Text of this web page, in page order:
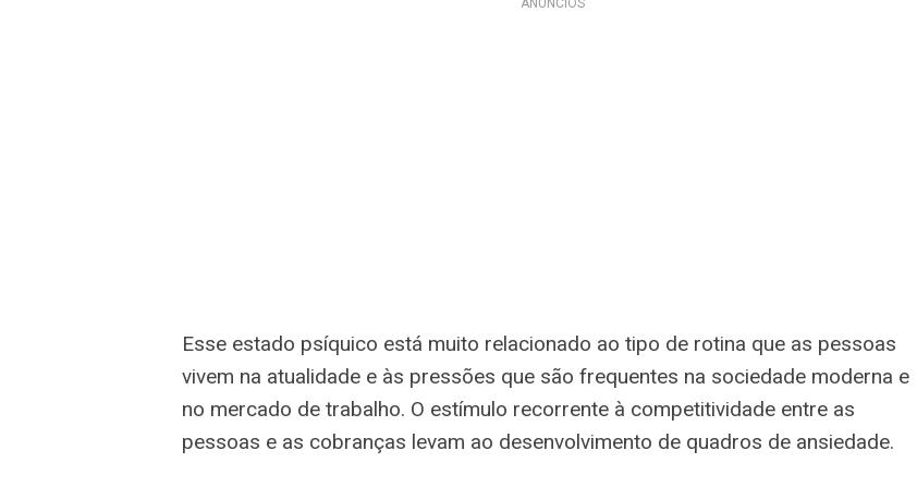
ANÚNCIOS
Esse estado psíquico está muito relacionado ao tipo de rotina que as pessoas
vivem na atualidade e às pressões que são frequentes na sociedade moderna e
no mercado de trabalho. O estímulo recorrente à competitividade entre as
pessoas e as cobranças levam ao desenvolvimento de quadros de ansiedade.